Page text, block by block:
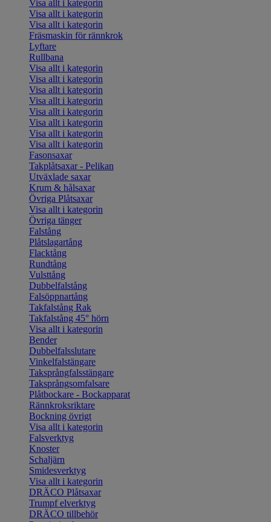
Visa allt i kategorin
Visa allt i kategorin
Visa allt i kategorin
Fräsmaskin för rännkrok
Lyftare
Rullbana
Visa allt i kategorin
Visa allt i kategorin
Visa allt i kategorin
Visa allt i kategorin
Visa allt i kategorin
Visa allt i kategorin
Visa allt i kategorin
Visa allt i kategorin
Fasonsaxar
Takplåtsaxar - Pelikan
Utväxlade saxar
Krum & hålsaxar
Övriga Plåtsaxar
Visa allt i kategorin
Övriga tänger
Falstång
Plåtslagartång
Flacktång
Rundtång
Vulsttång
Dubbelfalstång
Falsöppnartång
Takfalstång Rak
Takfalstång 45° hörn
Visa allt i kategorin
Bender
Dubbelfalsslutare
Vinkelfalstängare
Taksprångfalsstängare
Taksprångsomfalsare
Plåtbockare - Bockapparat
Rännkroksriktare
Bockning övrigt
Visa allt i kategorin
Falsverktyg
Knoster
Schaljärn
Smidesverktyg
Visa allt i kategorin
DRÄCO Plåtsaxar
Trumpf elverktyg
DRÄCO tillbehör